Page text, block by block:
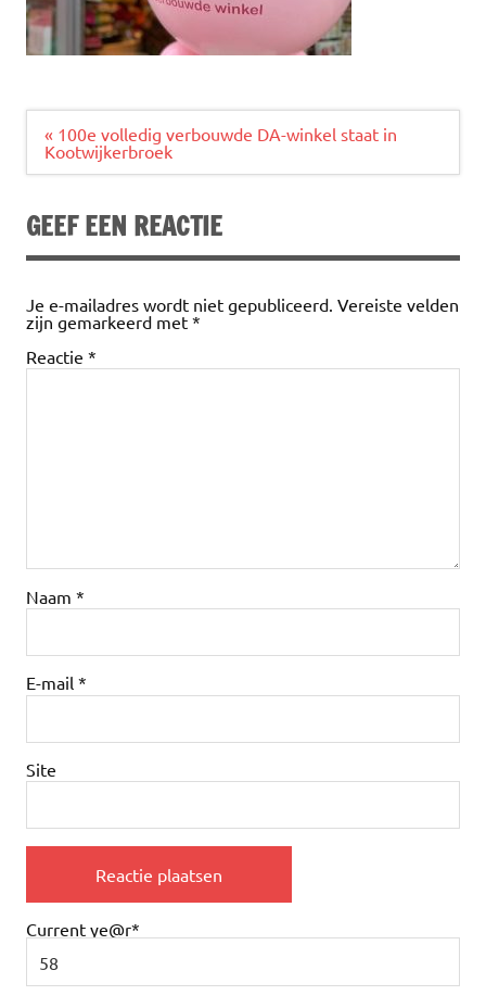
Bericht
navigatie
« 100e volledig verbouwde DA-winkel staat in
Kootwijkerbroek
GEEF EEN REACTIE
Je e-mailadres wordt niet gepubliceerd. Vereiste velden
zijn gemarkeerd met *
Reactie *
Naam *
E-mail *
Site
Current ye@r*